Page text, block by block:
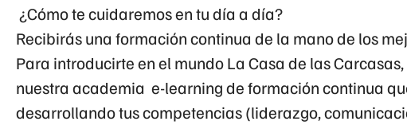
¿Cómo te cuidaremos en tu día a día?
Recibirás una formación continua de la mano de los
Para introducirte en el mundo La Casa de las
nuestra academia e-learning de formación continua
desarrollando tus competencias (liderazgo,